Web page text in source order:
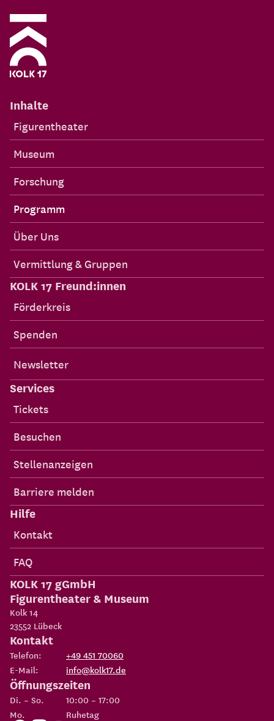
Inhalte
Figurentheater
Museum
Forschung
Programm
Über Uns
Vermittlung & Gruppen
KOLK 17 Freund:innen
Förderkreis
Spenden
Newsletter
Services
Tickets
Besuchen
Stellenanzeigen
Barriere melden
Hilfe
Kontakt
FAQ
KOLK 17 gGmbH
Figurentheater & Museum
Kolk 14
23552 Lübeck
Kontakt
Telefon:
+49 451 70060
E-Mail:
info@kolk17.de
Öffnungszeiten
Di. – So.
10:00 – 17:00
Mo.
Ruhetag